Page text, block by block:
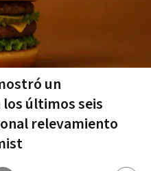
un
últimos seis
relevamiento